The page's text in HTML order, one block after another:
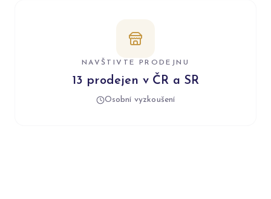
NAVŠTIVTE PRODEJNU
13 prodejen v ČR a SR
Osobní vyzkoušení